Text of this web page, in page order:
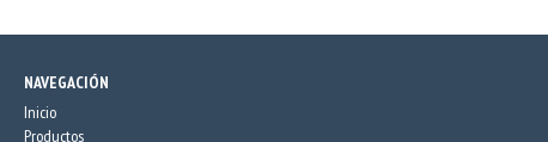
NAVEGACIÓN
Inicio
Productos